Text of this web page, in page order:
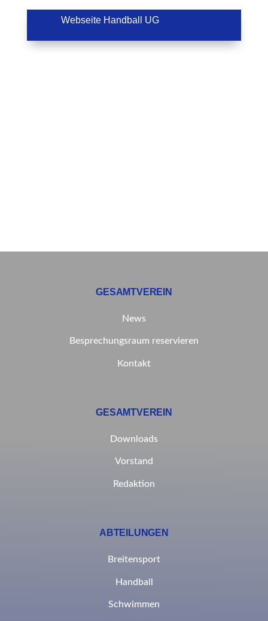
Webseite Handball UG
GESAMTVEREIN
News
Besprechungsraum reservieren
Kontakt
GESAMTVEREIN
Downloads
Vorstand
Redaktion
ABTEILUNGEN
Breitensport
Handball
Schwimmen